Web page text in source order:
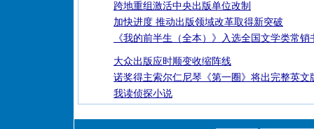
跨地重组激活中央出版单位改制
加快进度 推动出版领域改革取得新突破
《我的前半生（全本）》入选全国文学类常销
大众出版应时顺变收缩阵线
诺奖得主索尔仁尼琴《第一圈》将出完整英文
我读侦探小说